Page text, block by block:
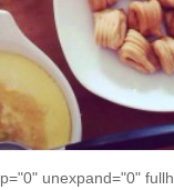
unexpand="0"